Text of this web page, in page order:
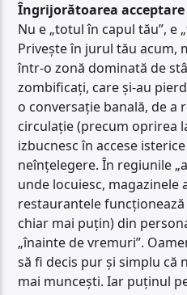
Îngrijorătoarea acceptare
Nu e „totul în capul tău”, e
Privește în jurul tău acum,
într-o zonă dominată de
zombificați, care și-au
o conversație banală, de a
circulație (precum oprirea
izbucnesc în accese
neînțelegere. În regiunile
unde locuiesc, magazinele
restaurantele
chiar mai puțin) din
„înainte de vremuri”.
să fi decis pur și simplu că
mai muncești. Iar puținul